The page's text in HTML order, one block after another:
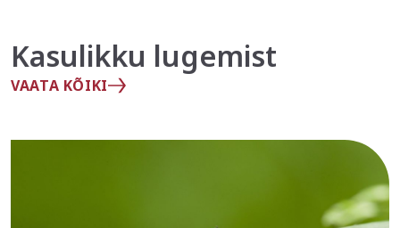
Kasulikku lugemist
VAATA KÕIKI